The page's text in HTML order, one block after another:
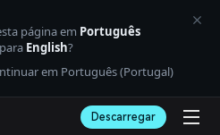
página em Português
English?
em Português (Portugal)
Descarregar